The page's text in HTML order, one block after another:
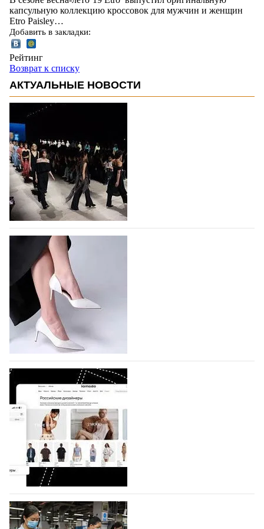
капсульную коллекцию кроссовок для мужчин и женщин
Etro Paisley…
Добавить в закладки:
Рейтинг
Возврат к списку
АКТУАЛЬНЫЕ НОВОСТИ
На участие в Московской неделе моды
подано 1047 заявок
На участие в седьмой Московской неделе моды,
которая пройдет в российской столице с 26 сентября
по 1 октября, уже подано 1047 заявок. Примерно
половину из них (494) прислали дизайнеры,
коллекции которых не были представлены в…
07.08.2026 486
BALLINA представит свои новинки на Euro
Shoes
Компания BALLINA Guangzhou Lihuang Footwear
Co., Ltd., основанная в 2011 году и расположенная в
Гуанчжоу, столице моды Китая, является
профессиональной обувной компанией,
объединяющей разработку, производство и…
07.08.2026 342
На платформе Lamoda - новый раздел и
условия продвижения локальных